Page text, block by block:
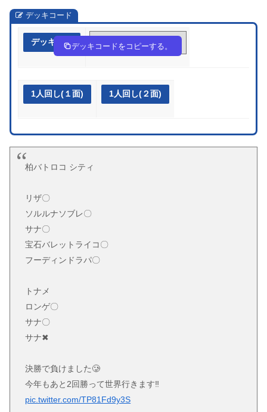
デッキコード
デッキ作成 wFFF5v-EurQlS-wF51fk
デッキコードをコピーする。
1人回し(１面) 1人回し(２面)
柏バトロコ シティ
リザ〇
ソルルナソブレ〇
サナ〇
宝石バレットライコ〇
フーディンドラパ〇
トナメ
ロンゲ〇
サナ〇
サナ✖︎
決勝で負けました🥲
今年もあと2回勝って世界行きます‼️
pic.twitter.com/TP81Fd9y3S